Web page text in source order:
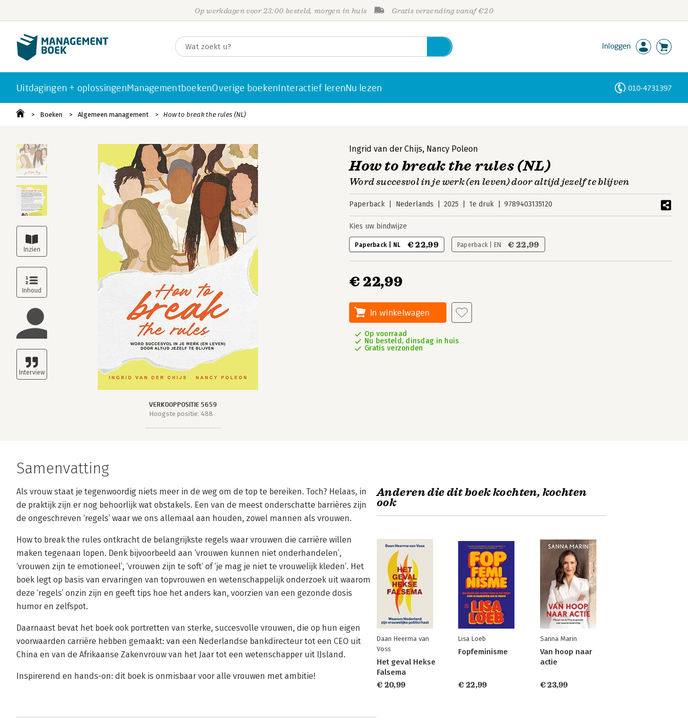
Op werkdagen voor 23:00 besteld, morgen in huis Gratis verzending vanaf €20
Inloggen
Uitdagingen + oplossingenManagementboekenOverige boekenInteractief lerenNu lezen 010-4731397
Boeken Algemeen management How to break the rules (NL)
VERKOOPPOSITIE 5659
Hoogste positie: 488
Ingrid van der Chijs, Nancy Poleon
How to break the rules (NL)
Word succesvol in je werk (en leven) door altijd jezelf te blijven
Paperback Nederlands 2025 1e druk 9789403135120
Kies uw bindwijze
Paperback | NL € 22,99 Paperback | EN € 22,99
€ 22,99
In winkelwagen
Op voorraad
Nu besteld, dinsdag in huis
Gratis verzonden
Samenvatting
Als vrouw staat je tegenwoordig niets meer in de weg om de top te bereiken. Toch? Helaas, in
de praktijk zijn er nog behoorlijk wat obstakels. Een van de meest onderschatte barrières zijn
de ongeschreven ‘regels’ waar we ons allemaal aan houden, zowel mannen als vrouwen.
How to break the rules ontkracht de belangrijkste regels waar vrouwen die carrière willen
maken tegenaan lopen. Denk bijvoorbeeld aan ‘vrouwen kunnen niet onderhandelen’,
‘vrouwen zijn te emotioneel’, ‘vrouwen zijn te soft’ of ‘je mag je niet te vrouwelijk kleden’. Het
boek legt op basis van ervaringen van topvrouwen en wetenschappelijk onderzoek uit waarom
deze ‘regels’ onzin zijn en geeft tips hoe het anders kan, voorzien van een gezonde dosis
humor en zelfspot.
Daarnaast bevat het boek ook portretten van sterke, succesvolle vrouwen, die op hun eigen
voorwaarden carrière hebben gemaakt: van een Nederlandse bankdirecteur tot een CEO uit
China en van de Afrikaanse Zakenvrouw van het Jaar tot een wetenschapper uit IJsland.
Inspirerend en hands-on: dit boek is onmisbaar voor alle vrouwen met ambitie!
Anderen die dit boek kochten, kochten
ook
Daan Heerma van
Voss
Het geval Hekse
Falsema
€ 20,99
Lisa Loeb
Fopfeminisme
€ 22,99
Sanna Marin
Van hoop naar
actie
€ 23,99
Personen